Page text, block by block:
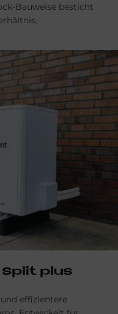
Bauweise besticht
Split plus
effizientere